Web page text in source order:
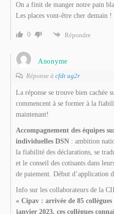
On a finit de manger notre pain
Les places vont-être cher demain !
0 Répondre
Anonyme
Réponse à cfdt ag2r
La réponse se trouve bien cachée
commencent à se former à la
maintenant!
Accompagnement des équipes
individuelles DSN : ambition
la fiabilité des déclarations, se
et le conseil des cotisants dans
de paiement. Début d’application
Info sur les collaborateurs de la
« Cipav : arrivée de 85 collègues
janvier 2023, ces collègues